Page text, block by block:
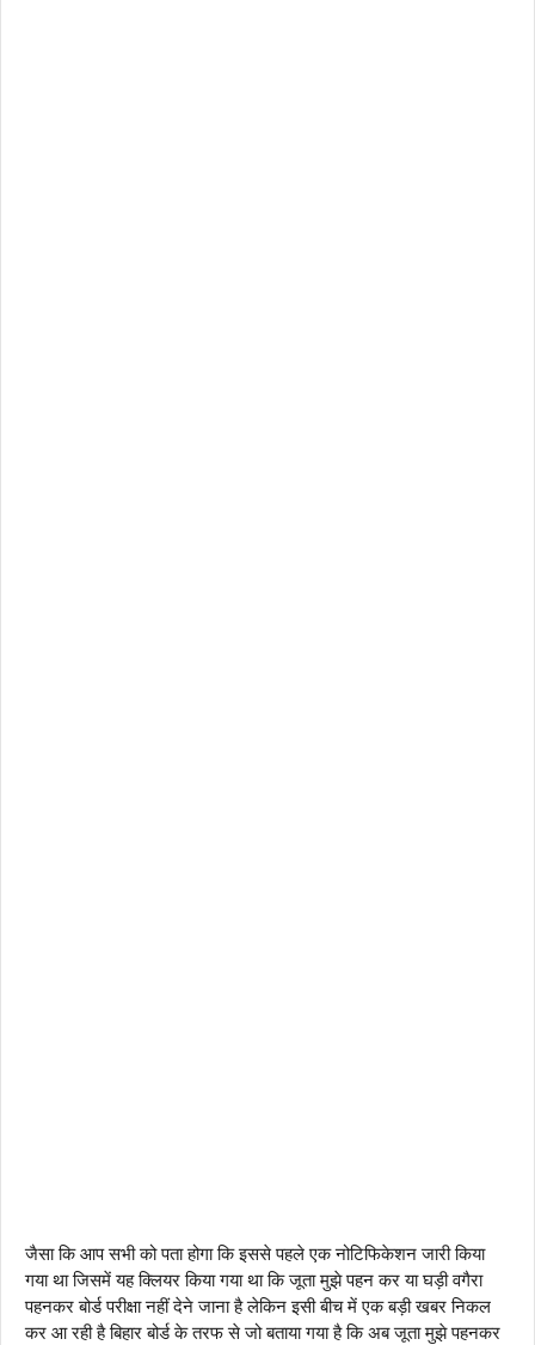
जैसा कि आप सभी को पता होगा कि इससे पहले एक नोटिफिकेशन जारी किया
गया था जिसमें यह क्लियर किया गया था कि जूता मुझे पहन कर या घड़ी वगैरा
पहनकर बोर्ड परीक्षा नहीं देने जाना है लेकिन इसी बीच में एक बड़ी खबर निकल
कर आ रही है बिहार बोर्ड के तरफ से जो बताया गया है कि अब जूता मुझे पहनकर